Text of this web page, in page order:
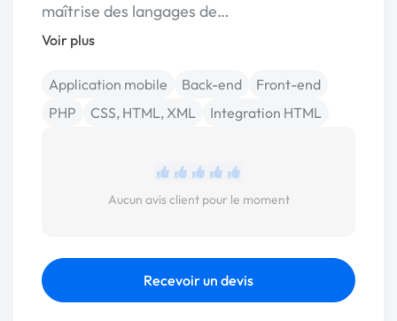
maîtrise des langages de…
Voir plus
Application mobile Back-end
Front-end
PHP
CSS, HTML, XML Integration HTML
Aucun avis client pour le moment
Recevoir un devis